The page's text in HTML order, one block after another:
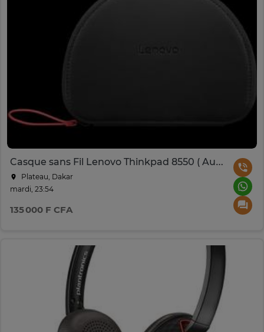
Casque sans Fil Lenovo Thinkpad 8550 ( Aura edition)
Plateau, Dakar
mardi, 23:54
135 000 F CFA